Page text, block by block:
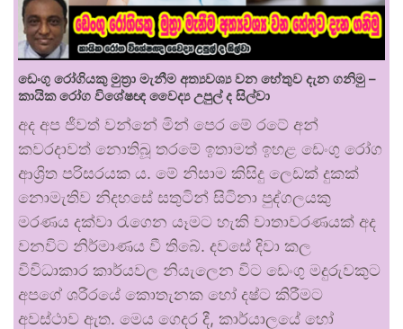
ඩෙංගු රෝගියකු ⁣මුත්‍රා මැනීම අත්‍යවශ්‍ය වන හේතුව දැන ගනිමු –
කායික රෝග විශේෂඥ වෛද්‍ය උපුල් ද සිල්වා
අද අප ජීවත් වන්නේ මින් පෙර මේ රටේ අන්
කවරදාවත් නොතිබූ තරමේ ඉතාමත් ඉහළ ඩෙංගු රෝග
ආශ්‍රිත පරිසරයක ය. මේ නිසාම කිසිදු ලෙඩක් දුකක්
නොමැතිව නිදහසේ සතුටින් සිටිනා පුද්ගලයකු
මරණය දක්වා රැගෙන යෑමට හැකි වාතාවරණයක් අද
වනවිට නිර්මාණය වී තිබේ. දවසේ දිවා කල
විවිධාකාර කාර්යවල නියැලෙන විට ඩෙංගු මදුරුවකුට
අපගේ ශරීරයේ කොතැනක හෝ දෂ්ට කිරීමට
අවස්ථාව ඇත. මෙය ගෙදර දී, කාර්යාලයේ හෝ